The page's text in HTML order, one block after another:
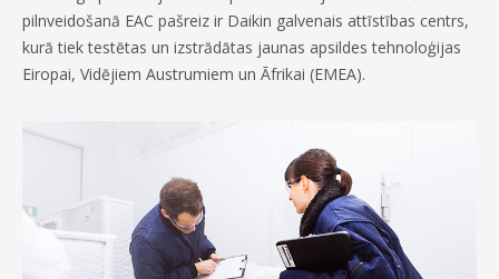
pilnveidošanā EAC pašreiz ir Daikin galvenais attīstības centrs,
kurā tiek testētas un izstrādātas jaunas apsildes tehnoloģijas
Eiropai, Vidējiem Austrumiem un Āfrikai (EMEA).